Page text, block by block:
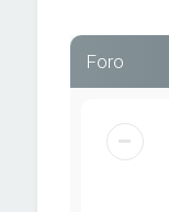
Foro